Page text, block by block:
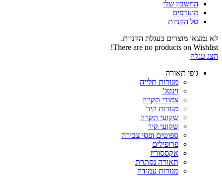
החשבון שלי‬
‫מועדפים‬‬
סל הקניות
לא נמצאו מוצרים בעגלת הקניות.
There are no products on Wishlist!
הצג עגלה
גופי תאורה
מנורות תלייה
וינטג’
צמודי תקרה
מנורות קיר
שקועי תקרה
שקועי קיר
ספוטים ופסי צבירה
פרופילים
אקססוריז
תאורה נסתרת
מנורות עמידה